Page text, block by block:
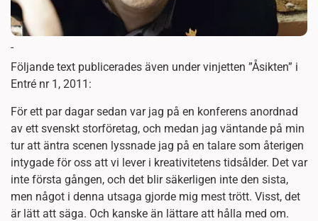
-
Följande text publicerades även under vinjetten ”Åsikten” i
Entré nr 1, 2011:
För ett par dagar sedan var jag på en konferens anordnad
av ett svenskt storföretag, och medan jag väntande på min
tur att äntra scenen lyssnade jag på en talare som återigen
intygade för oss att vi lever i kreativitetens tidsålder. Det var
inte första gången, och det blir säkerligen inte den sista,
men något i denna utsaga gjorde mig mest trött. Visst, det
är lätt att säga. Och kanske än lättare att hålla med om.